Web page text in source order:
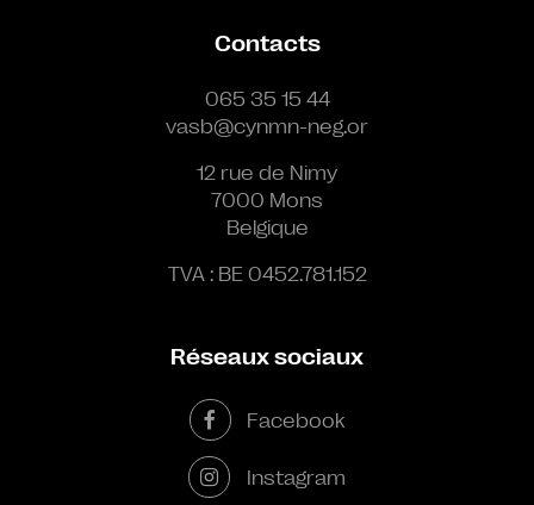
Contacts
065 35 15 44
vasb@cynmn-neg.or
12 rue de Nimy
7000 Mons
Belgique
TVA : BE 0452.781.152
Réseaux sociaux
Facebook
Instagram